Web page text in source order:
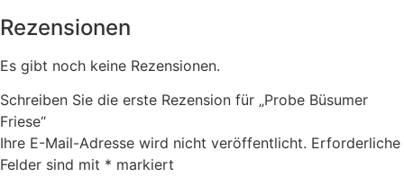
Rezensionen
Es gibt noch keine Rezensionen.
Schreiben Sie die erste Rezension für „Probe Büsumer
Friese“
Ihre E-Mail-Adresse wird nicht veröffentlicht. Erforderliche
Felder sind mit * markiert